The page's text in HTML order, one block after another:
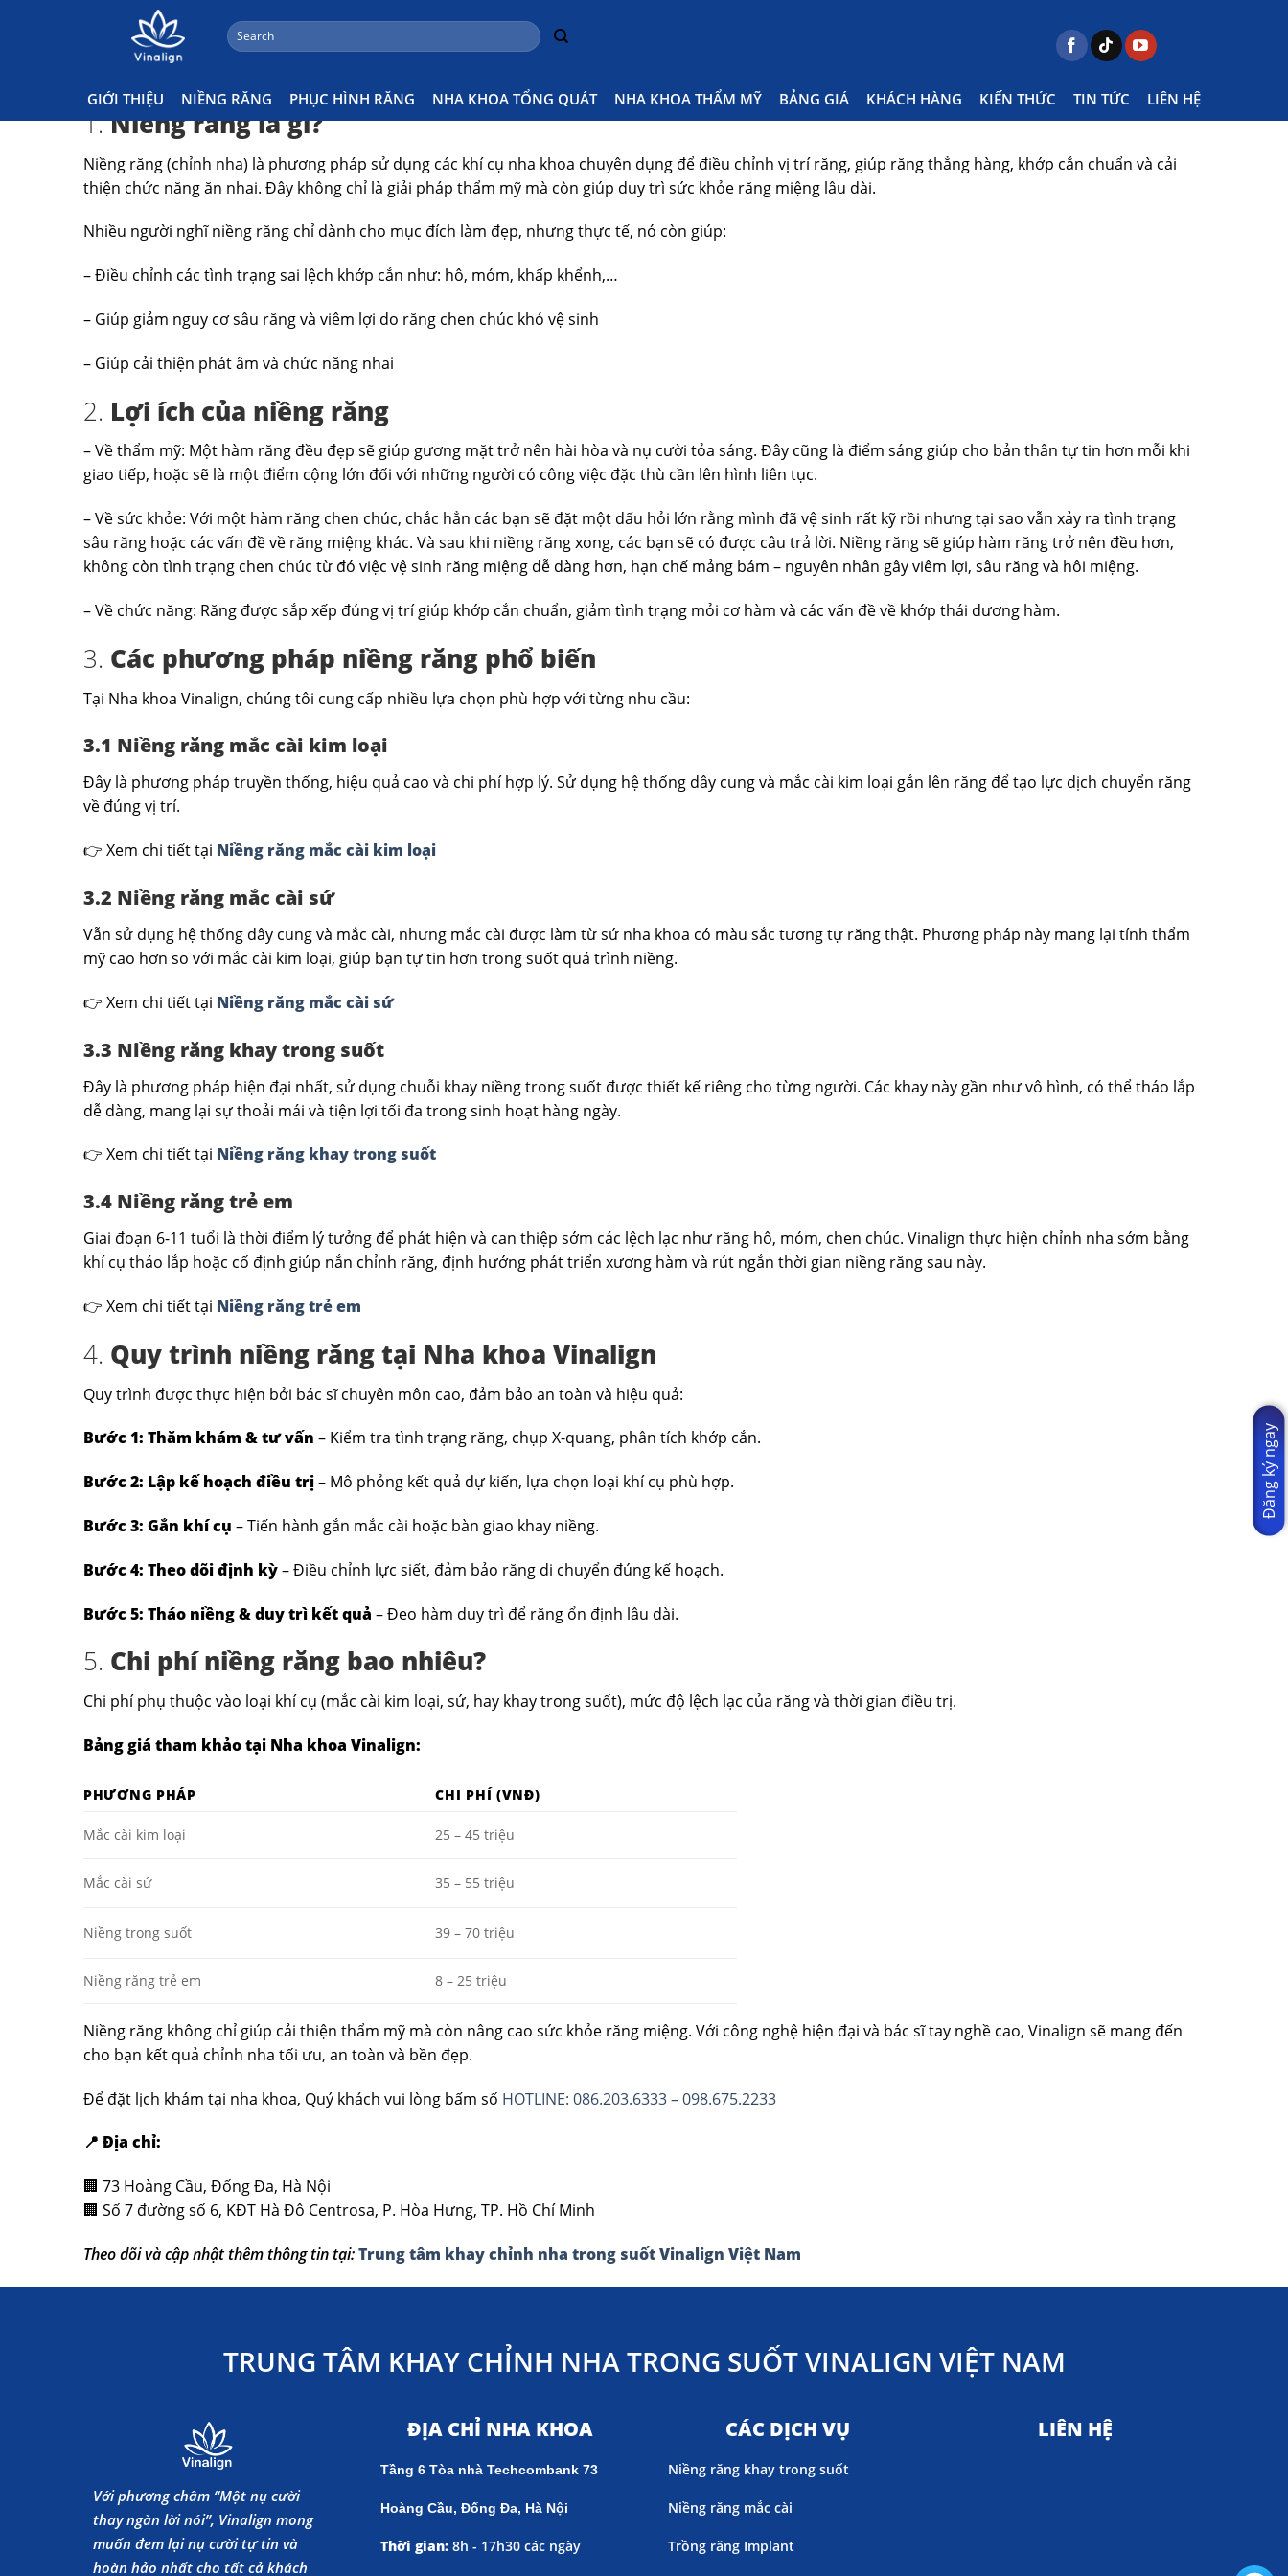
Search
for:
GIỚI THIỆU NIỀNG RĂNG PHỤC HÌNH RĂNG NHA KHOA TỔNG QUÁT NHA KHOA THẨM MỸ BẢNG GIÁ KHÁCH HÀNG KIẾN THỨC TIN TỨC LIÊN HỆ
NIỀNG RĂNG
1.Niềng răng là gì?
Niềng răng (chỉnh nha) là phương pháp sử dụng các khí cụ nha khoa chuyên dụng để điều chỉnh vị trí răng, giúp răng thẳng hàng, khớp cắn chuẩn và cải
thiện chức năng ăn nhai. Đây không chỉ là giải pháp thẩm mỹ mà còn giúp duy trì sức khỏe răng miệng lâu dài.
Nhiều người nghĩ niềng răng chỉ dành cho mục đích làm đẹp, nhưng thực tế, nó còn giúp:
– Điều chỉnh các tình trạng sai lệch khớp cắn như: hô, móm, khấp khểnh,…
– Giúp giảm nguy cơ sâu răng và viêm lợi do răng chen chúc khó vệ sinh
– Giúp cải thiện phát âm và chức năng nhai
2. Lợi ích của niềng răng
– Về thẩm mỹ: Một hàm răng đều đẹp sẽ giúp gương mặt trở nên hài hòa và nụ cười tỏa sáng. Đây cũng là điểm sáng giúp cho bản thân tự tin hơn mỗi khi
giao tiếp, hoặc sẽ là một điểm cộng lớn đối với những người có công việc đặc thù cần lên hình liên tục.
– Về sức khỏe: Với một hàm răng chen chúc, chắc hẳn các bạn sẽ đặt một dấu hỏi lớn rằng mình đã vệ sinh rất kỹ rồi nhưng tại sao vẫn xảy ra tình trạng
sâu răng hoặc các vấn đề về răng miệng khác. Và sau khi niềng răng xong, các bạn sẽ có được câu trả lời. Niềng răng sẽ giúp hàm răng trở nên đều hơn,
không còn tình trạng chen chúc từ đó việc vệ sinh răng miệng dễ dàng hơn, hạn chế mảng bám – nguyên nhân gây viêm lợi, sâu răng và hôi miệng.
– Về chức năng: Răng được sắp xếp đúng vị trí giúp khớp cắn chuẩn, giảm tình trạng mỏi cơ hàm và các vấn đề về khớp thái dương hàm.
3. Các phương pháp niềng răng phổ biến
Tại Nha khoa Vinalign, chúng tôi cung cấp nhiều lựa chọn phù hợp với từng nhu cầu:
3.1 Niềng răng mắc cài kim loại
Đây là phương pháp truyền thống, hiệu quả cao và chi phí hợp lý. Sử dụng hệ thống dây cung và mắc cài kim loại gắn lên răng để tạo lực dịch chuyển răng
về đúng vị trí.
👉 Xem chi tiết tại Niềng răng mắc cài kim loại
3.2 Niềng răng mắc cài sứ
Vẫn sử dụng hệ thống dây cung và mắc cài, nhưng mắc cài được làm từ sứ nha khoa có màu sắc tương tự răng thật. Phương pháp này mang lại tính thẩm
mỹ cao hơn so với mắc cài kim loại, giúp bạn tự tin hơn trong suốt quá trình niềng.
👉 Xem chi tiết tại Niềng răng mắc cài sứ
3.3 Niềng răng khay trong suốt
Đây là phương pháp hiện đại nhất, sử dụng chuỗi khay niềng trong suốt được thiết kế riêng cho từng người. Các khay này gần như vô hình, có thể tháo lắp
dễ dàng, mang lại sự thoải mái và tiện lợi tối đa trong sinh hoạt hàng ngày.
👉 Xem chi tiết tại Niềng răng khay trong suốt
3.4 Niềng răng trẻ em
Giai đoạn 6-11 tuổi là thời điểm lý tưởng để phát hiện và can thiệp sớm các lệch lạc như răng hô, móm, chen chúc. Vinalign thực hiện chỉnh nha sớm bằng
khí cụ tháo lắp hoặc cố định giúp nắn chỉnh răng, định hướng phát triển xương hàm và rút ngắn thời gian niềng răng sau này.
👉 Xem chi tiết tại Niềng răng trẻ em
4. Quy trình niềng răng tại Nha khoa Vinalign
Quy trình được thực hiện bởi bác sĩ chuyên môn cao, đảm bảo an toàn và hiệu quả:
Bước 1: Thăm khám & tư vấn – Kiểm tra tình trạng răng, chụp X-quang, phân tích khớp cắn.
Bước 2: Lập kế hoạch điều trị– Mô phỏng kết quả dự kiến, lựa chọn loại khí cụ phù hợp.
Bước 3: Gắn khí cụ – Tiến hành gắn mắc cài hoặc bàn giao khay niềng.
Bước 4: Theo dõi định kỳ– Điều chỉnh lực siết, đảm bảo răng di chuyển đúng kế hoạch.
Bước 5: Tháo niềng & duy trì kết quả – Đeo hàm duy trì để răng ổn định lâu dài.
5. Chi phí niềng răng bao nhiêu?
Chi phí phụ thuộc vào loại khí cụ (mắc cài kim loại, sứ, hay khay trong suốt), mức độ lệch lạc của răng và thời gian điều trị.
Bảng giá tham khảo tại Nha khoa Vinalign:
PHƯƠNG PHÁP CHI PHÍ (VNĐ)
Mắc cài kim loại 25 – 45 triệu
Mắc cài sứ 35 – 55 triệu
Niềng trong suốt 39 – 70 triệu
Niềng răng trẻ em 8 – 25 triệu
Niềng răng không chỉ giúp cải thiện thẩm mỹ mà còn nâng cao sức khỏe răng miệng. Với công nghệ hiện đại và bác sĩ tay nghề cao, Vinalign sẽ mang đến
cho bạn kết quả chỉnh nha tối ưu, an toàn và bền đẹp.
Để đặt lịch khám tại nha khoa, Quý khách vui lòng bấm số HOTLINE: 086.203.6333 – 098.675.2233
📍 Địa chỉ:
🏢 73 Hoàng Cầu, Đống Đa, Hà Nội
🏢 Số 7 đường số 6, KĐT Hà Đô Centrosa, P. Hòa Hưng, TP. Hồ Chí Minh
Theo dõi và cập nhật thêm thông tin tại:Trung tâm khay chỉnh nha trong suốt Vinalign Việt Nam
TRUNG TÂM KHAY CHỈNH NHA TRONG SUỐT VINALIGN VIỆT NAM
Với phương châm “Một nụ cười
thay ngàn lời nói”, Vinalign mong
muốn đem lại nụ cười tự tin và
hoàn hảo nhất cho tất cả khách
ĐỊA CHỈ NHA KHOA
Tầng 6 Tòa nhà Techcombank 73
Hoàng Cầu, Đống Đa, Hà Nội
Thời gian: 8h - 17h30 các ngày
CÁC DỊCH VỤ
Niềng răng khay trong suốt
Niềng răng mắc cài
Trồng răng Implant
LIÊN HỆ
Đăng ký ngay